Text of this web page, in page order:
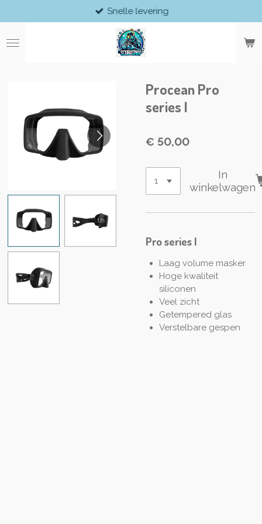
direct
naar
de
Snelle levering
Procean Pro
series I
€ 50,00
In
winkelwagen
Pro series I
Laag volume masker
Hoge kwaliteit
siliconen
Veel zicht
Getempered glas
Verstelbare gespen